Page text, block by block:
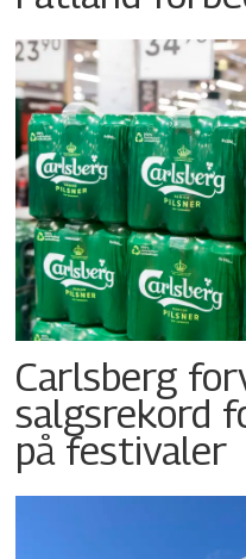
Carlsberg
salgsrekord
på festivaler